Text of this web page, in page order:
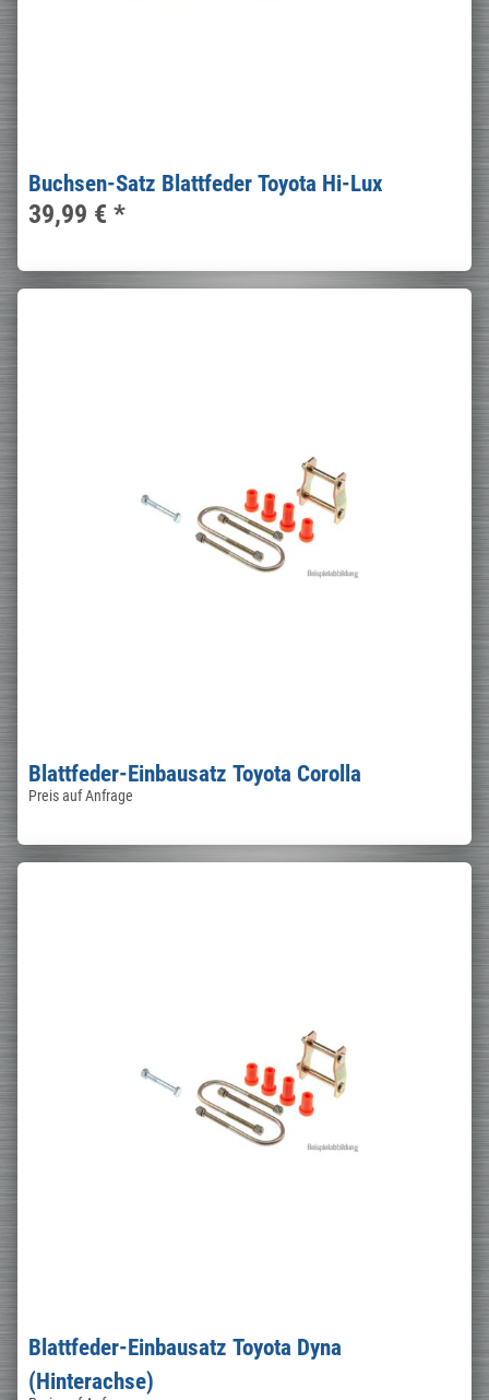
Buchsen-Satz Blattfeder Toyota Hi-Lux
39,99 € *
Blattfeder-Einbausatz Toyota Corolla
Preis auf Anfrage
Blattfeder-Einbausatz Toyota Dyna
(Hinterachse)